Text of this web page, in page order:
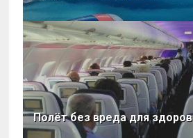
Полёт без вреда для